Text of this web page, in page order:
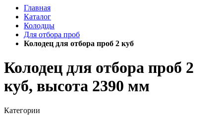
Главная
Каталог
Колодцы
Для отбора проб
Колодец для отбора проб 2 куб
Колодец для отбора проб 2
куб, высота 2390 мм
Категории